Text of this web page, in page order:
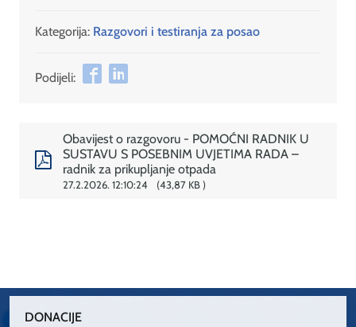
Kategorija: Razgovori i testiranja za posao
Podijeli:
Obavijest o razgovoru - POMOĆNI RADNIK U
SUSTAVU S POSEBNIM UVJETIMA RADA –
radnik za prikupljanje otpada
27.2.2026. 12:10:24 43,87 KB
DONACIJE